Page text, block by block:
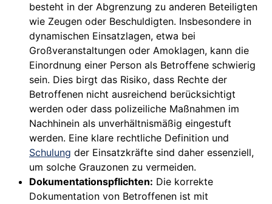
besteht in der Abgrenzung zu anderen Beteiligten
wie Zeugen oder Beschuldigten. Insbesondere in
dynamischen Einsatzlagen, etwa bei
Großveranstaltungen oder Amoklagen, kann die
Einordnung einer Person als Betroffene schwierig
sein. Dies birgt das Risiko, dass Rechte der
Betroffenen nicht ausreichend berücksichtigt
werden oder dass polizeiliche Maßnahmen im
Nachhinein als unverhältnismäßig eingestuft
werden. Eine klare rechtliche Definition und
Schulung der Einsatzkräfte sind daher essenziell,
um solche Grauzonen zu vermeiden.
Dokumentationspflichten: Die korrekte
Dokumentation von Betroffenen ist mit